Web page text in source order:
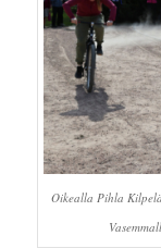
Oikealla Pihla